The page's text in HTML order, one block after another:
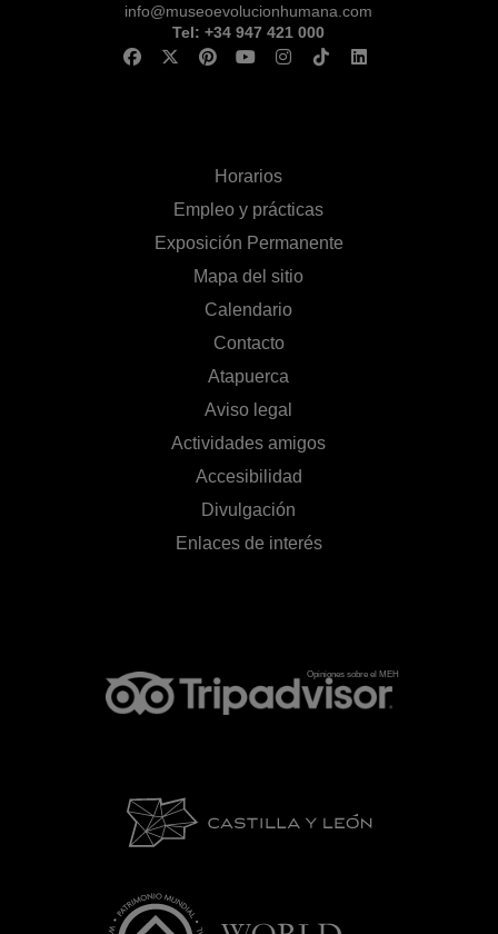
info@museoevolucionhumana.com
Tel: +34 947 421 000
Horarios
Empleo y prácticas
Exposición Permanente
Mapa del sitio
Calendario
Contacto
Atapuerca
Aviso legal
Actividades amigos
Accesibilidad
Divulgación
Enlaces de interés
Opiniones sobre el MEH